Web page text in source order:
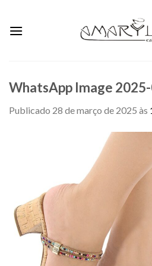
content
WhatsApp Image
Publicado 28 de março de 2025 às